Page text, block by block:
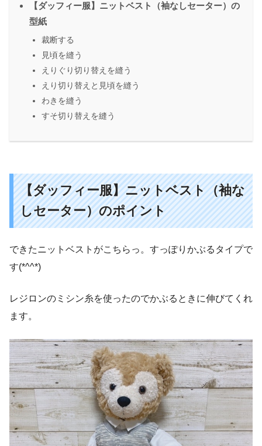
【ダッフィー服】ニットベスト（袖なしセーター）の
型紙
裁断する
見頃を縫う
えりぐり切り替えを縫う
えり切り替えと見頃を縫う
わきを縫う
すそ切り替えを縫う
【ダッフィー服】ニットベスト（袖な
しセーター）のポイント
できたニットベストがこちらっ。すっぽりかぶるタイプで
す(*^^*)
レジロンのミシン糸を使ったのでかぶるときに伸びてくれ
ます。